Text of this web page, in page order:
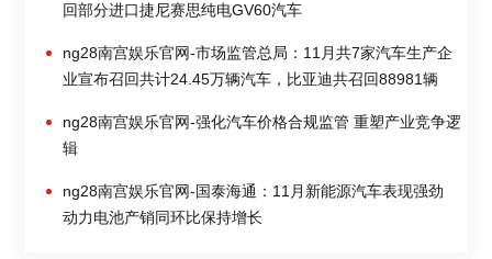
回部分进口捷尼赛思纯电GV60汽车
ng28南宫娱乐官网-市场监管总局：11月共7家汽车生产企
业宣布召回共计24.45万辆汽车，比亚迪共召回88981辆
ng28南宫娱乐官网-强化汽车价格合规监管 重塑产业竞争逻
辑
ng28南宫娱乐官网-国泰海通：11月新能源汽车表现强劲
动力电池产销同环比保持增长